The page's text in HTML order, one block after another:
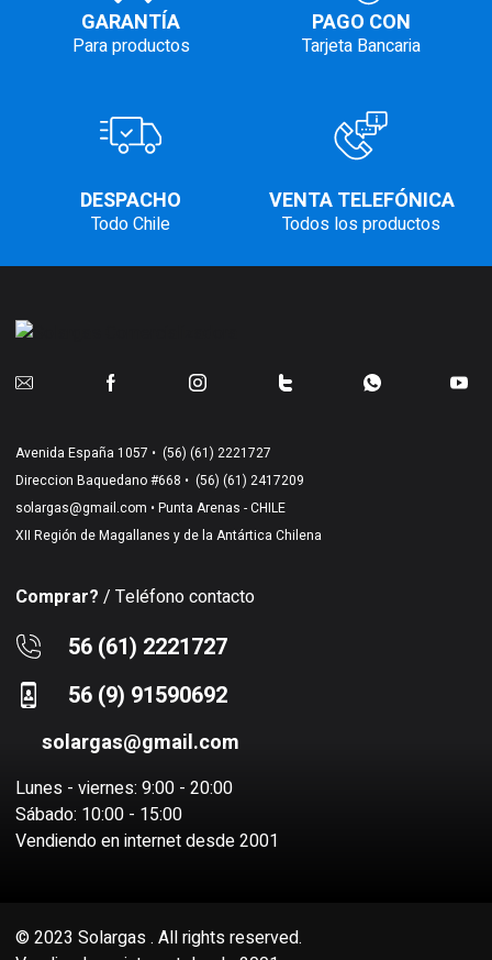
GARANTÍA
Para productos
PAGO CON
Tarjeta Bancaria
DESPACHO
Todo Chile
VENTA TELEFÓNICA
Todos los productos
Avenida España 1057 • (56) (61) 2221727
Direccion Baquedano #668 • (56) (61) 2417209
solargas@gmail.com • Punta Arenas - CHILE
XII Región de Magallanes y de la Antártica Chilena
Comprar? / Teléfono contacto
56 (61) 2221727
56 (9) 91590692
solargas@gmail.com
Lunes - viernes: 9:00 - 20:00
Sábado: 10:00 - 15:00
Vendiendo en internet desde 2001
© 2023 Solargas . All rights reserved.